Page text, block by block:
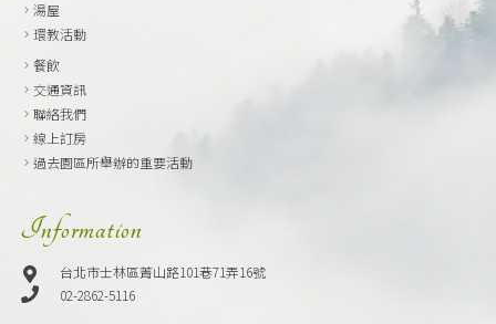
湯屋
環教活動
餐飲
交通資訊
聯絡我們
線上訂房
過去園區所舉辦的重要活動
Information
台北市士林區菁山路101巷71弄16號
02-2862-5116